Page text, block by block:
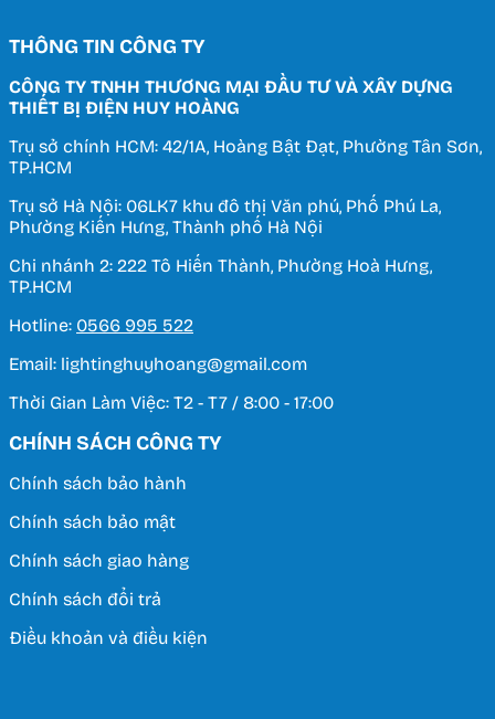
THÔNG TIN CÔNG TY
CÔNG TY TNHH THƯƠNG MẠI ĐẦU TƯ VÀ XÂY DỰNG
THIẾT BỊ ĐIỆN HUY HOÀNG
Trụ sở chính HCM: 42/1A, Hoàng Bật Đạt, Phường Tân Sơn,
TP.HCM
Trụ sở Hà Nội: 06LK7 khu đô thị Văn phú, Phố Phú La,
Phường Kiến Hưng, Thành phố Hà Nội
Chi nhánh 2: 222 Tô Hiến Thành, Phường Hoà Hưng,
TP.HCM
Hotline: 0566 995 522
Email: lightinghuyhoang@gmail.com
Thời Gian Làm Việc: T2 - T7 / 8:00 - 17:00
CHÍNH SÁCH CÔNG TY
Chính sách bảo hành
Chính sách bảo mật
Chính sách giao hàng
Chính sách đổi trả
Điều khoản và điều kiện